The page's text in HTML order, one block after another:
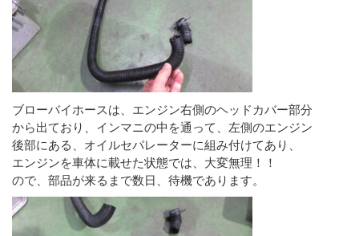
ブローバイホースは、エンジン右側のヘッドカバー部分
から出ており、インマニの中を通って、左側のエンジン
後部にある、オイルセパレーターに組み付けてあり、
エンジンを車体に載せた状態では、大変無理！！
ので、部品が来るまで数日、待機であります。